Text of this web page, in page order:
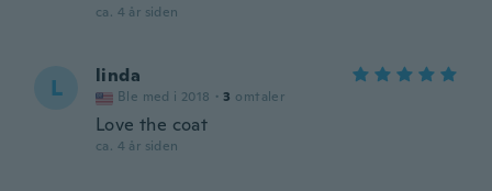
ca. 4 år siden
L linda
Ble med i 2018 · 3 omtaler
Love the coat
ca. 4 år siden